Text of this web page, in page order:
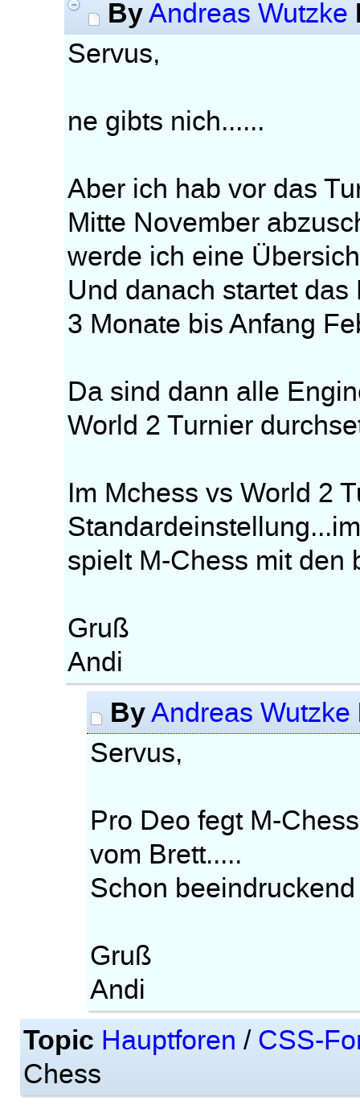
ByAndreas Wutzke
Servus,
ne gibts nich......
Aber ich hab vor das
Mitte November
werde ich eine
Und danach startet
3 Monate bis Anfang
Da sind dann alle
World 2 Turnier
Im Mchess vs World 2
spielt M-Chess mit den
Gruß
Andi
ByAndreas Wutzke
Servus,
Pro Deo fegt M-
vom Brett.....
Schon
Gruß
Andi
Topic Hauptforen / CSS-
Chess